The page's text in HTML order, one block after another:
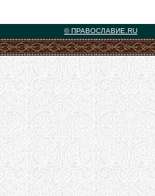
© ПРАВОСЛАВИЕ.RU